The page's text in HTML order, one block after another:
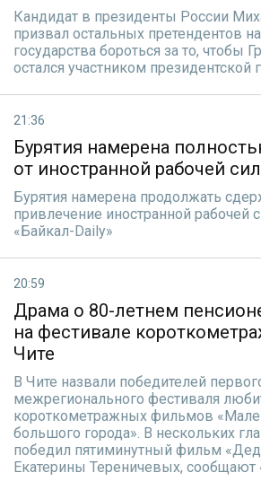
Кандидат в президенты России
призвал остальных претендентов
государства бороться за то, чтобы
остался участником президентской
21:36
Бурятия намерена
от иностранной рабочей
Бурятия намерена продолжать
привлечение иностранной рабочей
«Байкал-Daily»
20:59
Драма о 80-летнем
на фестивале
Чите
В Чите назвали победителей
межрегионального фестиваля
короткометражных фильмов
большого города». В нескольких
победил пятиминутный фильм
Екатерины Тереничевых, сообщают